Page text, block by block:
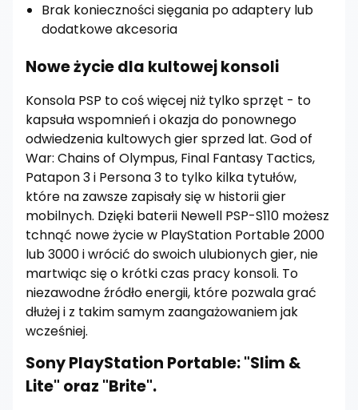
Brak konieczności sięgania po adaptery lub
dodatkowe akcesoria
Nowe życie dla kultowej konsoli
Konsola PSP to coś więcej niż tylko sprzęt - to
kapsuła wspomnień i okazja do ponownego
odwiedzenia kultowych gier sprzed lat. God of
War: Chains of Olympus, Final Fantasy Tactics,
Patapon 3 i Persona 3 to tylko kilka tytułów,
które na zawsze zapisały się w historii gier
mobilnych. Dzięki baterii Newell PSP-S110 możesz
tchnąć nowe życie w PlayStation Portable 2000
lub 3000 i wrócić do swoich ulubionych gier, nie
martwiąc się o krótki czas pracy konsoli. To
niezawodne źródło energii, które pozwala grać
dłużej i z takim samym zaangażowaniem jak
wcześniej.
Sony PlayStation Portable: "Slim &
Lite" oraz "Brite".